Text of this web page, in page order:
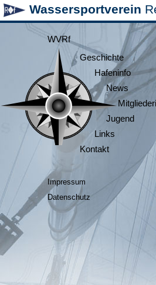
Wassersportverein
WVRf
Geschichte
Hafeninfo
News
Jugend
Links
Kontakt
Impressum
Datenschutz